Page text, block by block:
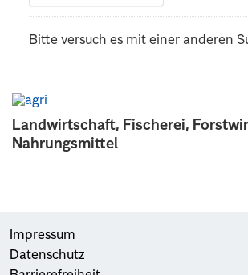
Landwirtschaft, Fischerei,
Nahrungsmittel
Bitte versuch es mit einer anderen
Impressum
Datenschutz